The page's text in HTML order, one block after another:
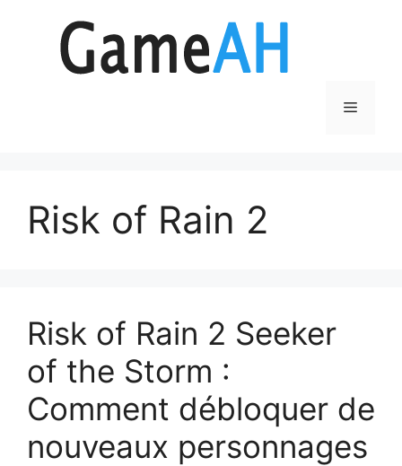
Menu
Risk of Rain 2
Risk of Rain 2 Seeker
of the Storm :
Comment débloquer de
nouveaux personnages